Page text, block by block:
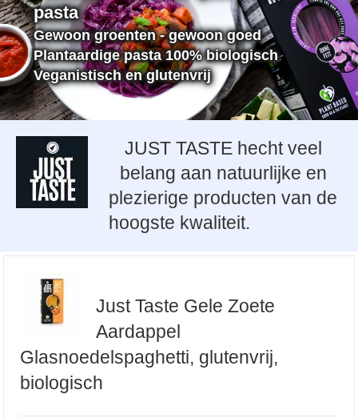
pasta
Gewoon groenten - gewoon goed
Plantaardige pasta 100% biologisch
Veganistisch en glutenvrij
JUST TASTE hecht veel
belang aan natuurlijke en
plezierige producten van de
hoogste kwaliteit.
Just Taste Gele Zoete
Aardappel
Glasnoedelspaghetti, glutenvrij,
biologisch